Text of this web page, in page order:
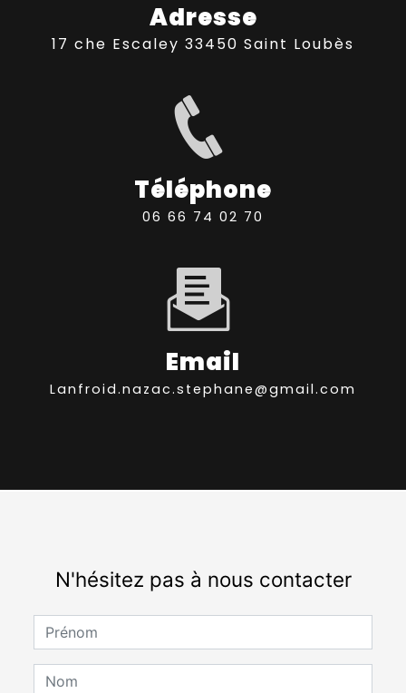
Adresse
17 che Escaley 33450 Saint Loubès
Téléphone
06 66 74 02 70
Email
lanfroid.nazac.stephane@gmail.com
N'hésitez pas à nous contacter